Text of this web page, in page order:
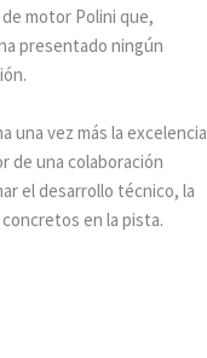
motor Polini que,
presentado ningún
una vez más la excelencia
de una colaboración
el desarrollo técnico, la
en la pista.